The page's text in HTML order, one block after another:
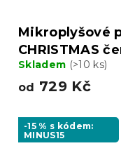
Mikroplyšové
CHRISTMAS
Skladem (>10 ks)
od 729 Kč
-15 % s kódem:
MINUS15